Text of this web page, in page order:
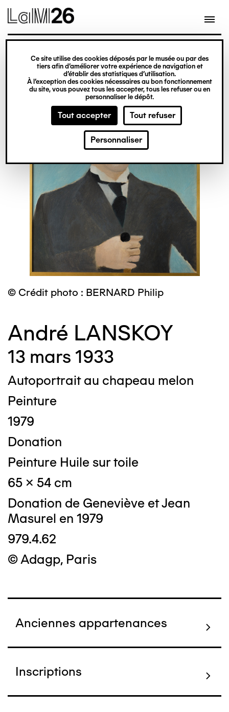
Gestion des cookies
Ce site utilise des cookies déposés par le musée ou par des
tiers afin d’améliorer votre expérience de navigation et
d’établir des statistiques d’utilisation.
À l’exception des cookies nécessaires au bon fonctionnement
du site, vous pouvez tous les accepter, tous les refuser ou en
personnaliser le dépôt.
Tout accepter Tout refuser
Personnaliser
contenu
© Crédit photo : BERNARD Philip
André LANSKOY
13 mars 1933
Autoportrait au chapeau melon
Peinture
1979
Donation
Peinture Huile sur toile
65 x 54 cm
Donation de Geneviève et Jean
Masurel en 1979
979.4.62
© Adagp, Paris
Anciennes appartenances
Inscriptions